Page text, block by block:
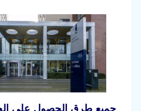
جميع طرق الحصول على